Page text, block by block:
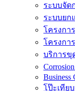
ระบบจัด
ระบบยก
โครงกา
โครงกา
บริการขุ
Business
โป๊ะเทีย